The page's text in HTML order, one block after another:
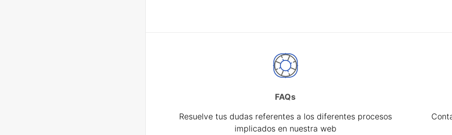
FAQs
Resuelve tus dudas referentes a los diferentes procesos
implicados en nuestra web